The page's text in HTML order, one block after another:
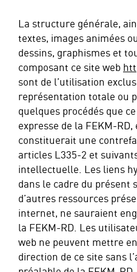
La structure générale,
textes, images animées
dessins, graphismes et
composant ce site web
sont de l’utilisation
représentation totale ou
quelques procédés que
expresse de la FEKM-
constituerait une
articles L335-2 et
intellectuelle. Les liens
dans le cadre du présent
d’autres ressources
internet, ne sauraient
la FEKM-RD. Les
web ne peuvent mettre
direction de ce site sans